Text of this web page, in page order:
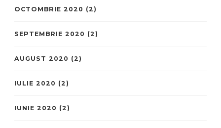
OCTOMBRIE 2020 (2)
SEPTEMBRIE 2020 (2)
AUGUST 2020 (2)
IULIE 2020 (2)
IUNIE 2020 (2)